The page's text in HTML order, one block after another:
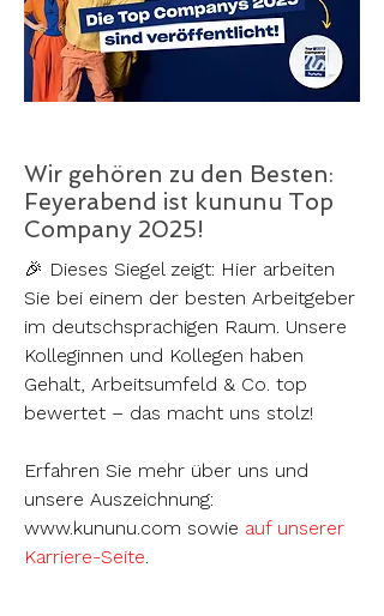
Wir gehören zu den Besten:
Feyerabend ist kununu Top
Company 2025!
🎉 Dieses Siegel zeigt: Hier arbeiten
Sie bei einem der besten Arbeitgeber
im deutschsprachigen Raum. Unsere
Kolleginnen und Kollegen haben
Gehalt, Arbeitsumfeld & Co. top
bewertet – das macht uns stolz!
Erfahren Sie mehr über uns und
unsere Auszeichnung:
www.kununu.com sowie auf unserer
Karriere-Seite.